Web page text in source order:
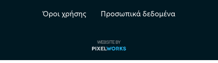
Όροι χρήσης Προσωπικά δεδομένα